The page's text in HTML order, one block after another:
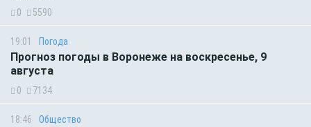
0 5590
19:01 Погода
Прогноз погоды в Воронеже на воскресенье, 9
августа
0 7134
18:46 Общество